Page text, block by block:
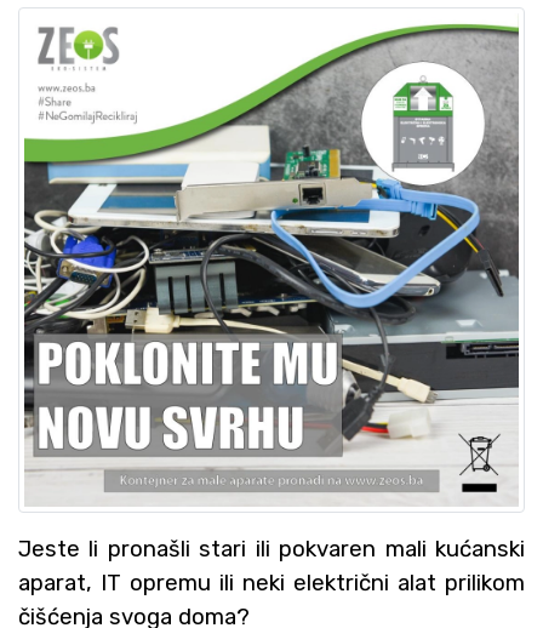
Jeste li pronašli stari ili pokvaren mali kućanski
aparat, IT opremu ili neki električni alat prilikom
čišćenja svoga doma?